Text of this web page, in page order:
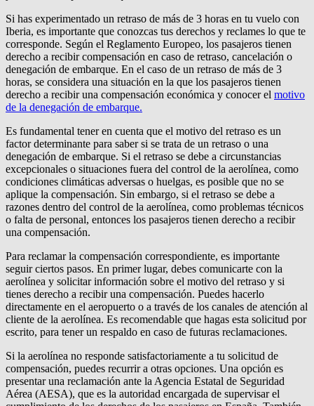
Si has experimentado un retraso de más de 3 horas en tu vuelo con
Iberia, es importante que conozcas tus derechos y reclames lo que te
corresponde. Según el Reglamento Europeo, los pasajeros tienen
derecho a recibir compensación en caso de retraso, cancelación o
denegación de embarque. En el caso de un retraso de más de 3
horas, se considera una situación en la que los pasajeros tienen
derecho a recibir una compensación económica y conocer el motivo
de la denegación de embarque.
Es fundamental tener en cuenta que el motivo del retraso es un
factor determinante para saber si se trata de un retraso o una
denegación de embarque. Si el retraso se debe a circunstancias
excepcionales o situaciones fuera del control de la aerolínea, como
condiciones climáticas adversas o huelgas, es posible que no se
aplique la compensación. Sin embargo, si el retraso se debe a
razones dentro del control de la aerolínea, como problemas técnicos
o falta de personal, entonces los pasajeros tienen derecho a recibir
una compensación.
Para reclamar la compensación correspondiente, es importante
seguir ciertos pasos. En primer lugar, debes comunicarte con la
aerolínea y solicitar información sobre el motivo del retraso y si
tienes derecho a recibir una compensación. Puedes hacerlo
directamente en el aeropuerto o a través de los canales de atención al
cliente de la aerolínea. Es recomendable que hagas esta solicitud por
escrito, para tener un respaldo en caso de futuras reclamaciones.
Si la aerolínea no responde satisfactoriamente a tu solicitud de
compensación, puedes recurrir a otras opciones. Una opción es
presentar una reclamación ante la Agencia Estatal de Seguridad
Aérea (AESA), que es la autoridad encargada de supervisar el